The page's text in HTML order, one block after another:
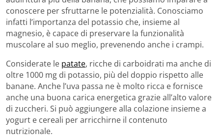
conoscere per sfruttarne le potenzialità. Conosciamo
infatti l’importanza del potassio che, insieme al
magnesio, è capace di preservare la funzionalità
muscolare al suo meglio, prevenendo anche i crampi.
Considerate le patate, ricche di carboidrati ma anche di
oltre 1000 mg di potassio, più del doppio rispetto alle
banane. Anche l’uva passa ne è molto ricca e fornisce
anche una buona carica energetica grazie all’alto valore
di zuccheri. Si può aggiungere alla colazione insieme a
yogurt e cereali per arricchirne il contenuto
nutrizionale.